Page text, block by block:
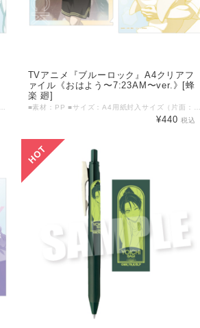
TVアニメ『ブルーロック』A4クリアフ
ァイル《おはよう〜7:23AM〜ver.》[蜂
楽 廻]
¥440税込